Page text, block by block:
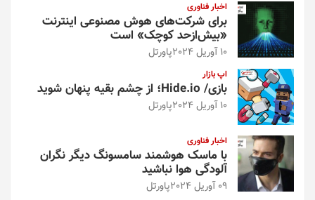
اخبار فناوری
برای شرکت‌های هوش مصنوعی اینترنت
«بیش‌از‌حد کوچک» است
10 آوریل 2024 پاورتل
اپ بازار
بازی/ Hide.io؛ از چشم بقیه پنهان شوید
10 آوریل 2024 پاورتل
اخبار فناوری
با ماسک هوشمند سامسونگ دیگر نگران
آلودگی هوا نباشید
09 آوریل 2024 پاورتل